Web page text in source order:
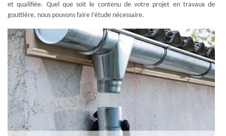
et qualifiée. Quel que soit le contenu de votre projet en travaux de
gouttière, nous pouvons faire l’étude nécessaire.